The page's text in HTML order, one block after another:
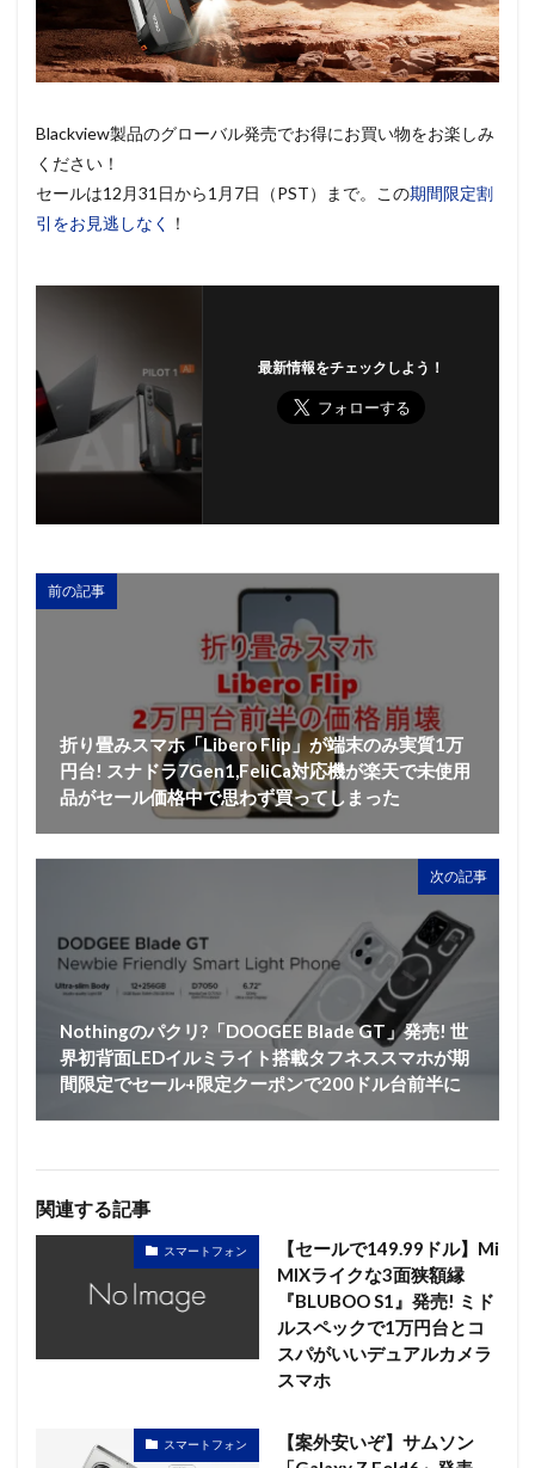
Blackview製品のグローバル発売でお得にお買い物をお楽しみ
ください！
セールは12月31日から1月7日（PST）まで。この期間限定割
引をお見逃しなく
！
最新情報をチェックしよう！
前の記事
折り畳みスマホ「Libero Flip」が端末のみ実質1万
円台! スナドラ7Gen1,FeliCa対応機が楽天で未使用
品がセール価格中で思わず買ってしまった
次の記事
Nothingのパクリ?「DOOGEE Blade GT」発売! 世
界初背面LEDイルミライト搭載タフネススマホが期
間限定でセール+限定クーポンで200ドル台前半に
関連する記事
スマートフォン
【セールで149.99ドル】Mi
MIXライクな3面狭額縁
『BLUBOO S1』発売! ミド
ルスペックで1万円台とコ
スパがいいデュアルカメラ
スマホ
スマートフォン
【案外安いぞ】サムソン